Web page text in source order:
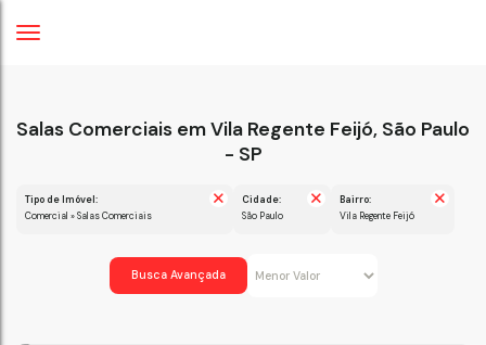
Salas Comerciais em Vila Regente Feijó, São Paulo
- SP
Tipo de Imóvel:
Comercial » Salas Comerciais
Cidade:
São Paulo
Bairro:
Vila Regente Feijó
Busca Avançada